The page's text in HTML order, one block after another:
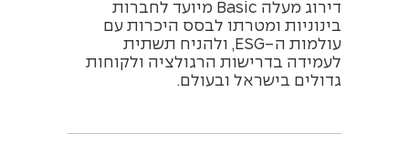
דירוג מעלה Basic מיועד לחברות
בינוניות ומטרתו לבסס היכרות עם
עולמות ה-ESG, ולהניח תשתית
לעמידה בדרישות הרגולציה ולקוחות
גדולים בישראל ובעולם.